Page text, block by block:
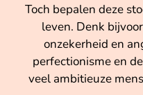
Toch bepalen deze
leven. Denk
onzekerheid en
perfectionisme en
veel ambitieuze